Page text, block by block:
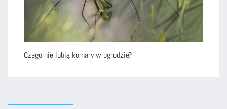
Czego nie lubią komary w ogrodzie?